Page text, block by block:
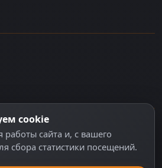
данных
cookie
сайта и, с вашего
сбора статистики посещений.